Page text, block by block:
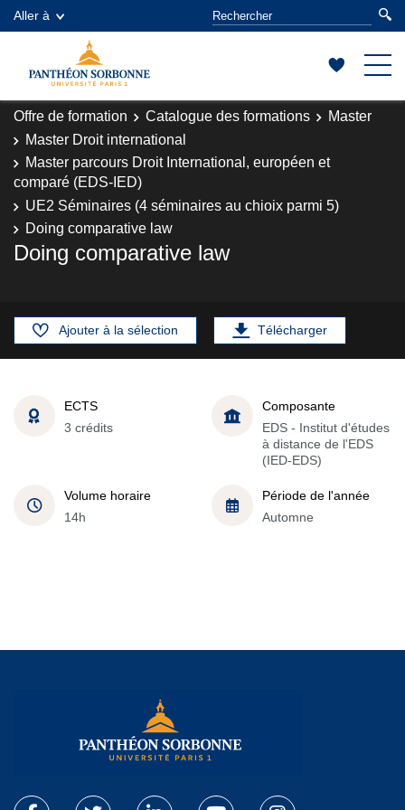
Aller à
Offre de formation Catalogue des formations
Master
Master Droit international
Master parcours Droit International, européen et
comparé (EDS-IED)
UE2 Séminaires (4 séminaires au chioix parmi 5)
Doing comparative law
Doing comparative law
Ajouter à la sélection Télécharger
ECTS
3 crédits
Composante
EDS - Institut d'études
à distance de l'EDS
(IED-EDS)
Volume horaire
14h
Période de l'année
Automne